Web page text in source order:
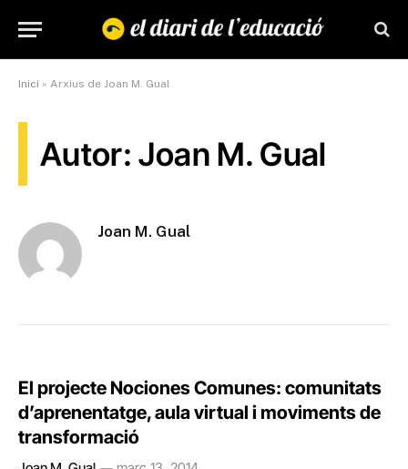
Inici » Arxius de Joan M. Gual
Autor: Joan M. Gual
Joan M. Gual
El projecte Nociones Comunes: comunitats
d’aprenentatge, aula virtual i moviments de
transformació